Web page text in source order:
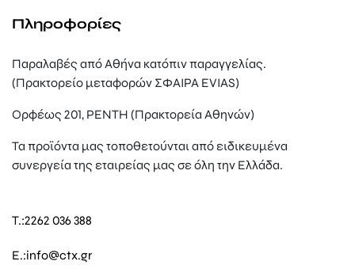
Πληροφορίες
Παραλαβές από Αθήνα κατόπιν παραγγελίας.
(Πρακτορείο μεταφορών ΣΦΑΙΡΑ EVIAS)
Ορφέως 201, ΡΕΝΤΗ (Πρακτορεία Αθηνών)
Τα προϊόντα μας τοποθετούνται από ειδικευμένα
συνεργεία της εταιρείας μας σε όλη την Ελλάδα.
T.:2262 036 388
E.:info@ctx.gr